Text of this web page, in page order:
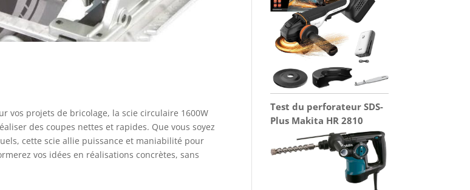
vos projets de bricolage, la scie circulaire 1600W
des coupes nettes et rapides. Que vous soyez
cette scie allie puissance et maniabilité pour
vos idées en réalisations concrètes, sans
Test du perforateur SDS-
Plus Makita HR 2810